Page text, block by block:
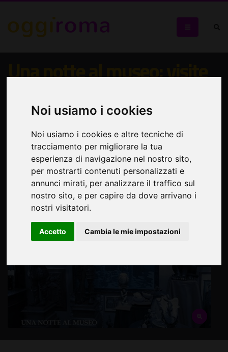
Noi usiamo i cookies
Noi usiamo i cookies e altre tecniche di
tracciamento per migliorare la tua
esperienza di navigazione nel nostro sito,
per mostrarti contenuti personalizzati e
annunci mirati, per analizzare il traffico sul
nostro sito, e per capire da dove arrivano i
nostri visitatori.
Accetto Cambia le mie impostazioni
Una notte al museo: visite
Casa Museo
Wunderkammer
Le camere delle meraviglie in stile Neogotico a Roma